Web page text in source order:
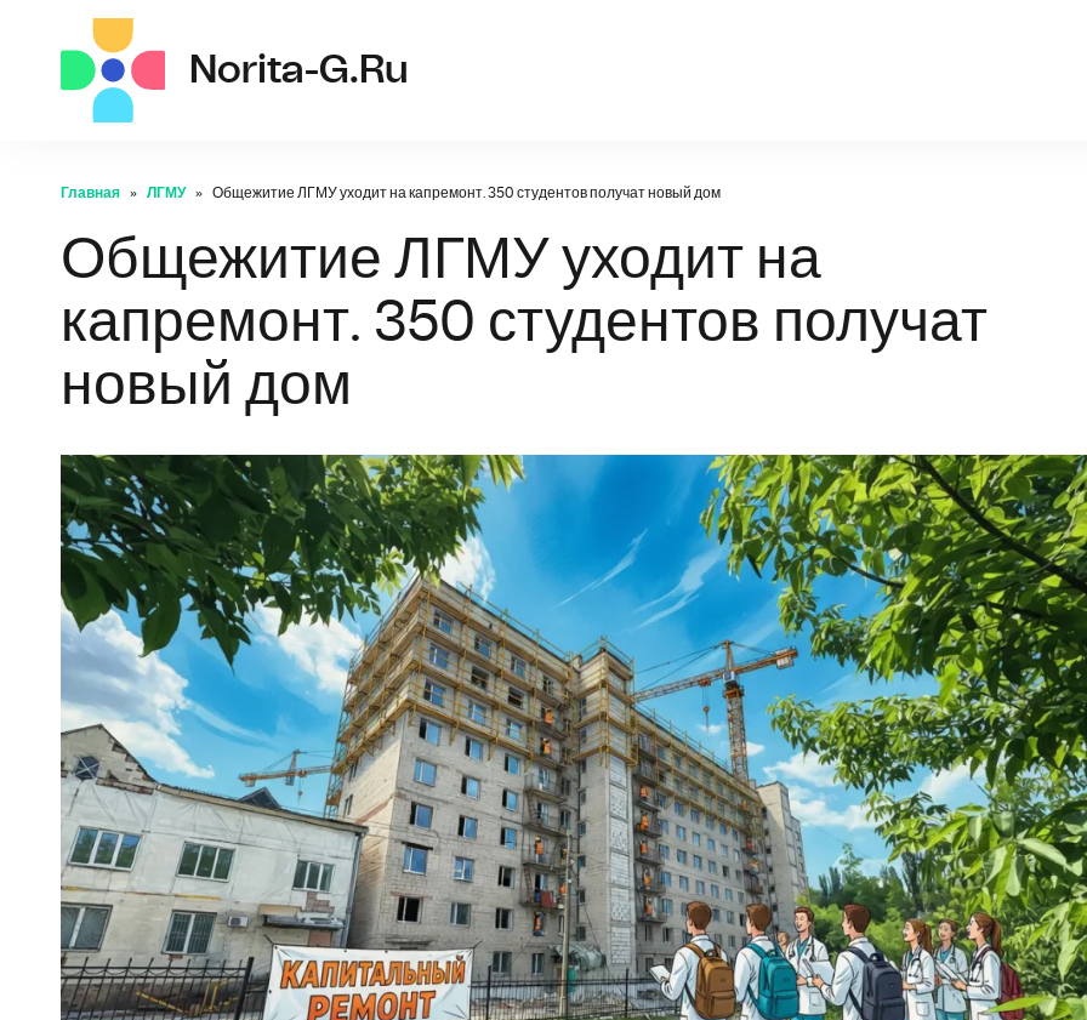
Norita-G.ru
Главная ЛГМУ Общежитие ЛГМУ уходит на капремонт. 350 студентов получат новый дом
Общежитие ЛГМУ уходит на
капремонт. 350 студентов получат
новый дом